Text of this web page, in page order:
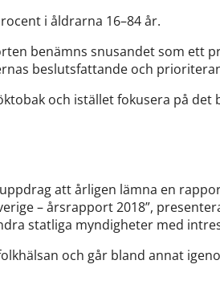
i åldrarna 16–84 år.
benämns snusandet som ett
beslutsfattande och
och istället fokusera på
att årligen lämna en
– årsrapport 2018”,
statliga myndigheter med
och går bland annat